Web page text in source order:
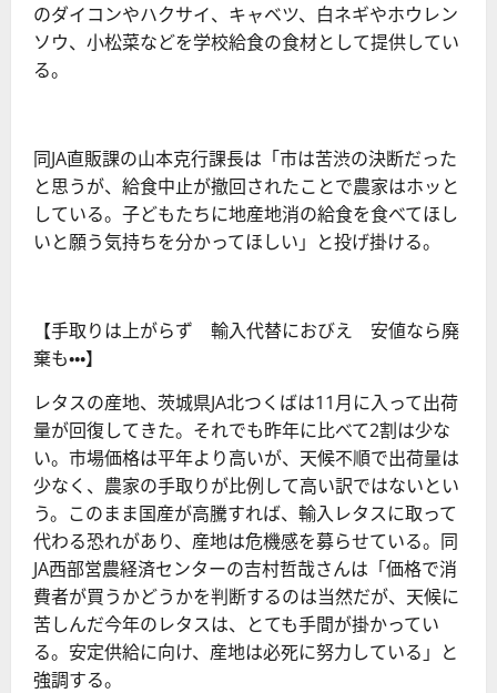
のダイコンやハクサイ、キャベツ、白ネギやホウレン
ソウ、小松菜などを学校給食の食材として提供してい
る。
同JA直販課の山本克行課長は「市は苦渋の決断だった
と思うが、給食中止が撤回されたことで農家はホッと
している。子どもたちに地産地消の給食を食べてほし
いと願う気持ちを分かってほしい」と投げ掛ける。
【手取りは上がらず 輸入代替におびえ 安値なら廃
棄も・・・】
レタスの産地、茨城県JA北つくばは11月に入って出荷
量が回復してきた。それでも昨年に比べて2割は少な
い。市場価格は平年より高いが、天候不順で出荷量は
少なく、農家の手取りが比例して高い訳ではないとい
う。このまま国産が高騰すれば、輸入レタスに取って
代わる恐れがあり、産地は危機感を募らせている。同
JA西部営農経済センターの吉村哲哉さんは「価格で消
費者が買うかどうかを判断するのは当然だが、天候に
苦しんだ今年のレタスは、とても手間が掛かってい
る。安定供給に向け、産地は必死に努力している」と
強調する。